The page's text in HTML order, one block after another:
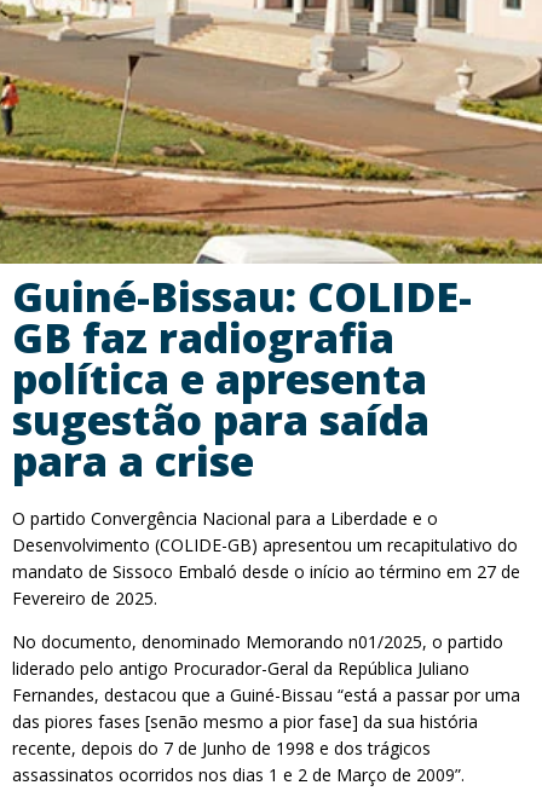
Guiné-Bissau: COLIDE-
GB faz radiografia
política e apresenta
sugestão para saída
para a crise
O partido Convergência Nacional para a Liberdade e o
Desenvolvimento (COLIDE-GB) apresentou um recapitulativo do
mandato de Sissoco Embaló desde o início ao término em 27 de
Fevereiro de 2025.
No documento, denominado Memorando n01/2025, o partido
liderado pelo antigo Procurador-Geral da República Juliano
Fernandes, destacou que a Guiné-Bissau “está a passar por uma
das piores fases [senão mesmo a pior fase] da sua história
recente, depois do 7 de Junho de 1998 e dos trágicos
assassinatos ocorridos nos dias 1 e 2 de Março de 2009”.